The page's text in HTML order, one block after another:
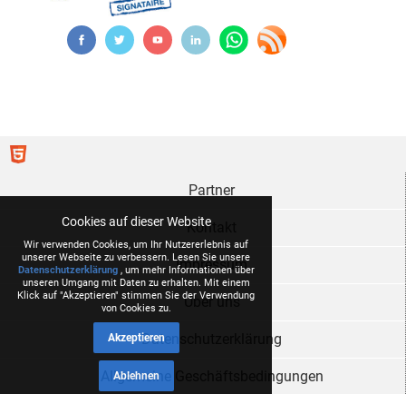
Cookies auf dieser Website
Wir verwenden Cookies, um Ihr Nutzererlebnis auf
unserer Webseite zu verbessern. Lesen Sie unsere
Datenschutzerklärung, um mehr Informationen über
unseren Umgang mit Daten zu erhalten. Mit einem
Klick auf "Akzeptieren" stimmen Sie der Verwendung
von Cookies zu.
Akzeptieren
Ablehnen
Partner
Kontakt
Impressum
Über uns
Datenschutzerklärung
Allgemeine Geschäftsbedingungen